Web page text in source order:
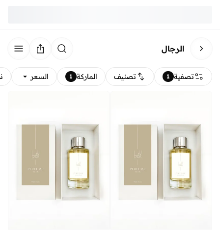
الرجال
تصفية 1 تصنيف الماركة 1 السعر